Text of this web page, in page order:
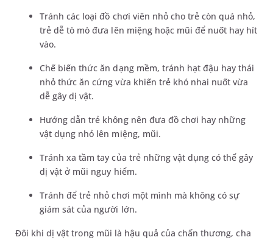
Tránh các loại đồ chơi viên nhỏ cho trẻ còn quá nhỏ,
trẻ dễ tò mò đưa lên miệng hoặc mũi để nuốt hay hít
vào.
Chế biến thức ăn dạng mềm, tránh hạt đậu hay thái
nhỏ thức ăn cứng vừa khiến trẻ khó nhai nuốt vừa
dễ gây dị vật.
Hướng dẫn trẻ không nên đưa đồ chơi hay những
vật dụng nhỏ lên miệng, mũi.
Tránh xa tầm tay của trẻ những vật dụng có thể gây
dị vật ở mũi nguy hiểm.
Tránh để trẻ nhỏ chơi một mình mà không có sự
giám sát của người lớn.
Đôi khi dị vật trong mũi là hậu quả của chấn thương, cha